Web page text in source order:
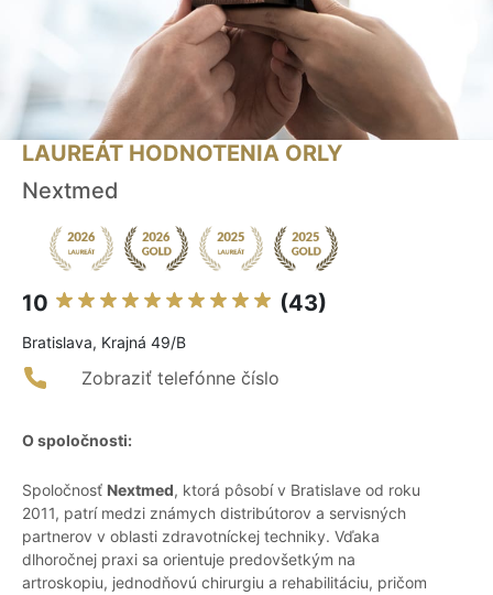
LAUREÁT HODNOTENIA ORLY
Nextmed
10 (43)
Bratislava, Krajná 49/B
Zobraziť telefónne číslo
O spoločnosti:
Spoločnosť Nextmed, ktorá pôsobí v Bratislave od roku
2011, patrí medzi známych distribútorov a servisných
partnerov v oblasti zdravotníckej techniky. Vďaka
dlhoročnej praxi sa orientuje predovšetkým na
artroskopiu, jednodňovú chirurgiu a rehabilitáciu, pričom